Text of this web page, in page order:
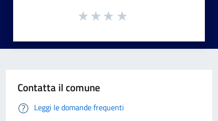
Contatta il comune
Leggi le domande frequenti